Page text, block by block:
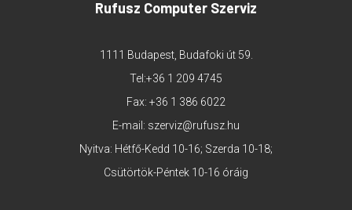
Rufusz Computer Szerviz
1111 Budapest, Budafoki út 59.
Tel:+36 1 209 4745
Fax: +36 1 386 6022
E-mail: szerviz@rufusz.hu
Nyitva: Hétfő-Kedd 10-16; Szerda 10-18;
Csütörtök-Péntek 10-16 óráig